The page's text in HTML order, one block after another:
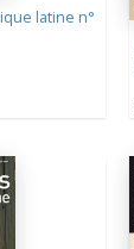
latine n°